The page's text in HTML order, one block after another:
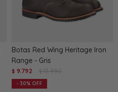
Botas Red Wing Heritage Iron
Range - Gris
$ 9.792 $ 13.990
30